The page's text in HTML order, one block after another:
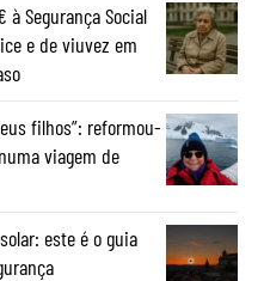
à Segurança Social
e de viuvez em
filhos”: reformou-
viagem de
este é o guia